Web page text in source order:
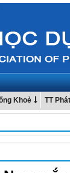
Khoẻ TT